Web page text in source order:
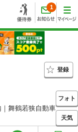
1
登録
舞鶴若狭自動車
フォト
天気